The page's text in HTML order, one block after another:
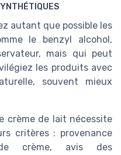
autant que possible les
le benzyl alcohol,
mais qui peut
les produits avec
souvent mieux
crème de lait nécessite
critères : provenance
crème, avis des